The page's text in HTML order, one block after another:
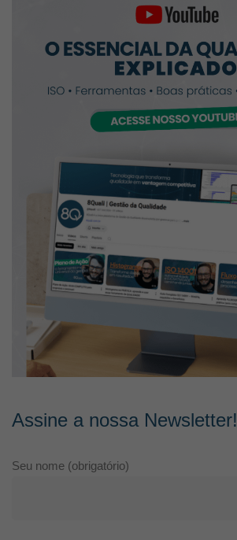
Assine a nossa Newsletter!
Seu nome (obrigatório)